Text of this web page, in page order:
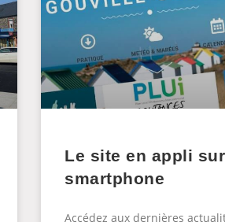
Le site en appli
smartphone
Accédez aux dernières